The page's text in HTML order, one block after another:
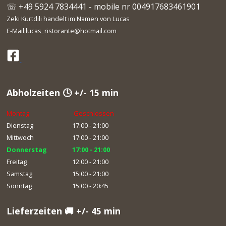
☏ +49 5924 7834441 - mobile nr 004917683461901
Zeki Kurtdili handelt im Namen von Lucas
E-Mail:lucas_ristorante@hotmail.com
Abholzeiten 🕓 +/- 15 min
Montag
Geschlossen
Dienstag
17:00 - 21:00
Mittwoch
17:00 - 21:00
Donnerstag
17:00 - 21:00
Freitag
12:00 - 21:00
Samstag
15:00 - 21:00
Sonntag
15:00 - 20:45
Lieferzeiten 🚚 +/- 45 min